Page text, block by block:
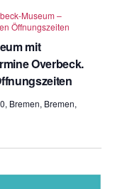
mit
Overbeck.
Museum –
Öffnungszeiten
Bremen, Bremen,